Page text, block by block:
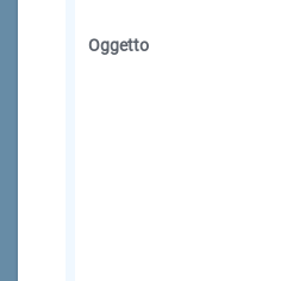
Oggetto